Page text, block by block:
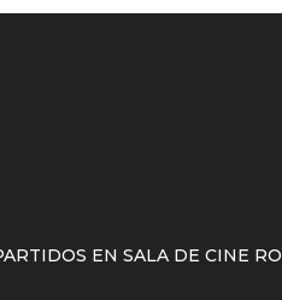
EN SALA DE CINE